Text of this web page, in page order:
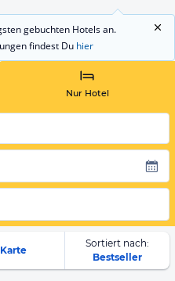
gebuchten Hotels an.
findest Du hier
Nur Hotel
Karte
Sortiert nach:
Bestseller